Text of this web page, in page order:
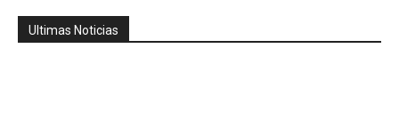
Ultimas Noticias